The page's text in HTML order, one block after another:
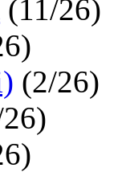
(11/26)
(2/26)